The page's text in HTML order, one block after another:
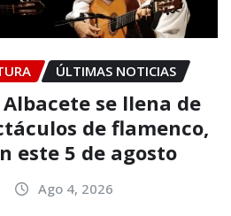
ÚLTIMAS NOTICIAS
se llena de
de flamenco,
este 5 de agosto
Ago 4, 2026